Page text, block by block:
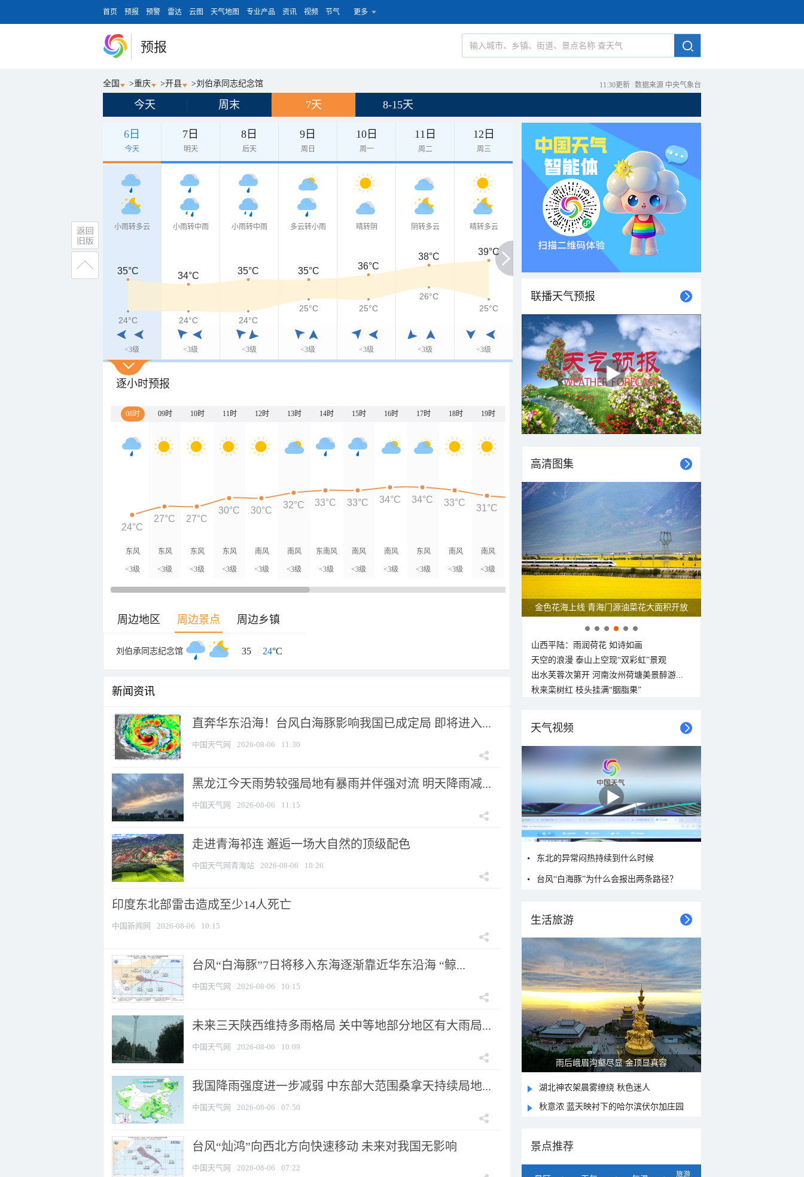
首页 预报 预警 雷达 云图 天气地图 专业产品 资讯 视频 节气 更多
预报
全国 >重庆 >开县 >刘伯承同志纪念馆 11:30更新 数据来源 中央气象台
今天 周末 7天 8-15天
6日
今天
7日
明天
8日
后天
9日
周日
10日
周一
11日
周二
12日
周三
小雨转多云
<3级
小雨转中雨
<3级
小雨转中雨
<3级
多云转小雨
<3级
晴转阴
<3级
阴转多云
<3级
晴转多云
<3级
35°C 34°C 35°C 35°C 36°C
38°C 39°C
24°C 24°C 24°C
25°C 25°C
26°C
25°C
逐小时预报
08时 09时 10时 11时 12时 13时 14时 15时 16时 17时 18时 19时 20时 21时 22时 23时 00时 01时
东风
<3级
东风
<3级
东风
<3级
东风
<3级
南风
<3级
南风
<3级
东南风
<3级
南风
<3级
南风
<3级
东风
<3级
南风
<3级
南风
<3级
东南风
<3级
南风
<3级
东北风
<3级
东风
<3级
东北风
<3级
东北风
<3级
24°C
27°C 27°C
30°C 30°C
32°C 33°C 33°C 34°C 34°C 33°C
31°C 30°C 29°C
27°C 26°C 26°C
周边地区 周边景点 周边乡镇
刘伯承同志纪念馆 35 / 24°C
新闻资讯
直奔华东沿海！台风白海豚影响我国已成定局 即将进入...
中国天气网 2026-08-06 11:30
黑龙江今天雨势较强局地有暴雨并伴强对流 明天降雨减...
中国天气网 2026-08-06 11:15
走进青海祁连 邂逅一场大自然的顶级配色
中国天气网青海站 2026-08-06 10:26
印度东北部雷击造成至少14人死亡
中国新闻网 2026-08-06 10:15
台风“白海豚”7日将移入东海逐渐靠近华东沿海 “鲸...
中国天气网 2026-08-06 10:15
未来三天陕西维持多雨格局 关中等地部分地区有大雨局...
中国天气网 2026-08-06 10:09
我国降雨强度进一步减弱 中东部大范围桑拿天持续局地...
中国天气网 2026-08-06 07:50
台风“灿鸿”向西北方向快速移动 未来对我国无影响
中国天气网 2026-08-06 07:22
联播天气预报
高清图集
金色花海上线 青海门源油菜花大面积开放
山西平陆：雨润荷花 如诗如画
天空的浪漫 泰山上空现“双彩虹”景观
出水芙蓉次第开 河南汝州荷塘美景醉游...
秋来栾树红 枝头挂满“胭脂果”
天气视频
东北的异常闷热持续到什么时候
台风“白海豚”为什么会报出两条路径？
生活旅游
雨后峨眉沟壑尽显 金顶显真容
湖北神农架晨雾缭绕 秋色迷人
秋意浓 蓝天映衬下的哈尔滨伏尔加庄园
景点推荐
旅游